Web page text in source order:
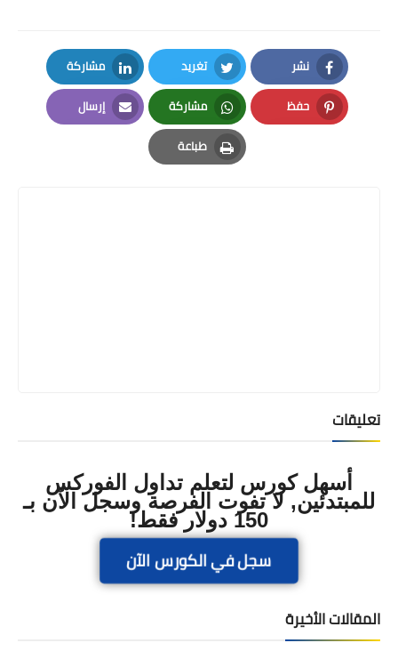
نشر
Facebook
تغريد
Twitter
مشاركة
LinkedIn
حفظ
Pinterest
مشاركة
Whatsapp
إرسال
Email
طباعة
Print
تعليقات
أسهل كورس لتعلم تداول الفوركس
للمبتدئين, لا تفوت الفرصة وسجل الآن بـ
150 دولار فقط!
سجل في الكورس الآن
المقالات الأخيرة